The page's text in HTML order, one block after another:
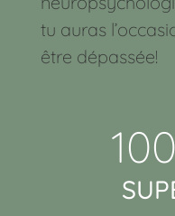
tu auras
être dépassée!